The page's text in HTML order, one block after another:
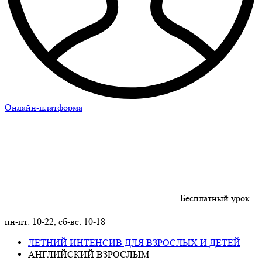
Онлайн-платформа
Бесплатный урок
пн-пт: 10-22, сб-вс: 10-18
ЛЕТНИЙ ИНТЕНСИВ ДЛЯ ВЗРОСЛЫХ И ДЕТЕЙ
АНГЛИЙСКИЙ ВЗРОСЛЫМ